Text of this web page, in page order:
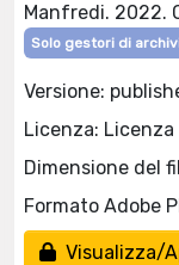
Manfredi. 2022.
Solo gestori di
Versione:
Licenza:
Dimensione del
Formato Adobe
Visualizza/